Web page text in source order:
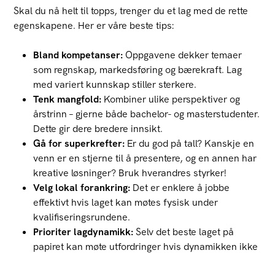
Skal du nå helt til topps, trenger du et lag med de rette
egenskapene. Her er våre beste tips:
Bland kompetanser: Oppgavene dekker temaer
som regnskap, markedsføring og bærekraft. Lag
med variert kunnskap stiller sterkere.
Tenk mangfold: Kombiner ulike perspektiver og
årstrinn – gjerne både bachelor- og masterstudenter.
Dette gir dere bredere innsikt.
Gå for superkrefter: Er du god på tall? Kanskje en
venn er en stjerne til å presentere, og en annen har
kreative løsninger? Bruk hverandres styrker!
Velg lokal forankring: Det er enklere å jobbe
effektivt hvis laget kan møtes fysisk under
kvalifiseringsrundene.
Prioriter lagdynamikk:Selv det beste laget på
papiret kan møte utfordringer hvis dynamikken ikke